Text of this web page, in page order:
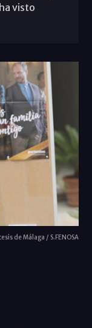
visto
de Málaga / S.FENOSA